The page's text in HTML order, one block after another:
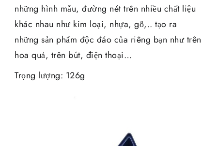
những hình mẫu, đường nét trên nhiều chất liệu
khác nhau như kim loại, nhựa, gỗ,.. tạo ra
những sản phẩm độc đáo của riêng bạn như trên
hoa quả, trên bút, điện thoại…
Trọng lượng: 126g